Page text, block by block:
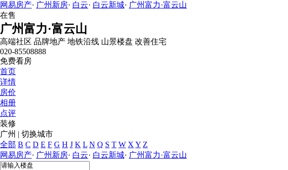
网易房产· 广州新房· 白云· 白云新城· 广州富力·富云山
在售
广州富力·富云山
高端社区 品牌地产 地铁沿线 山景楼盘 改善住宅
020-85508888
免费看房
首页
详情
房价
相册
点评
装修
广州 | 切换城市
全部 B C D E F G H J K L N Q S T W X Y Z
网易房产· 广州新房· 白云· 白云新城· 广州富力·富云山